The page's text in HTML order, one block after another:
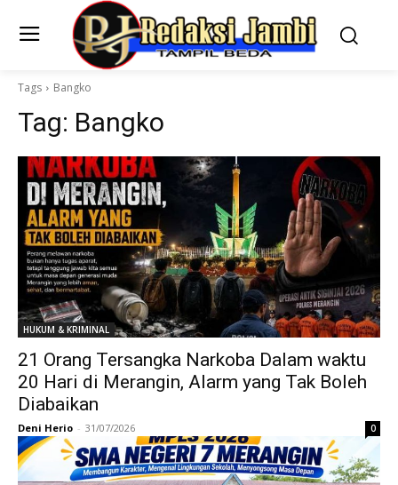
Tags Bangko
Tag: Bangko
HUKUM & KRIMINAL
21 Orang Tersangka Narkoba Dalam waktu
20 Hari di Merangin, Alarm yang Tak Boleh
Diabaikan
Deni Herio - 31/07/2026 0